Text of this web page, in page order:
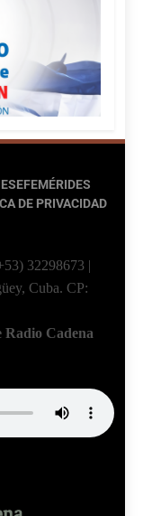
EFEMÉRIDES
DE PRIVACIDAD
32298673 |
Cuba. CP:
Radio Cadena